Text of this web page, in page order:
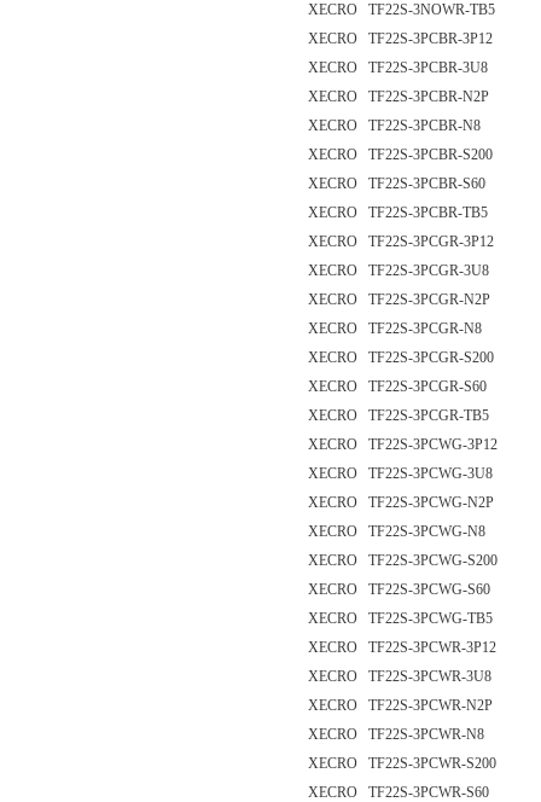
XECRO TF22S-3NOWR-TB5
XECRO TF22S-3PCBR-3P12
XECRO TF22S-3PCBR-3U8
XECRO TF22S-3PCBR-N2P
XECRO TF22S-3PCBR-N8
XECRO TF22S-3PCBR-S200
XECRO TF22S-3PCBR-S60
XECRO TF22S-3PCBR-TB5
XECRO TF22S-3PCGR-3P12
XECRO TF22S-3PCGR-3U8
XECRO TF22S-3PCGR-N2P
XECRO TF22S-3PCGR-N8
XECRO TF22S-3PCGR-S200
XECRO TF22S-3PCGR-S60
XECRO TF22S-3PCGR-TB5
XECRO TF22S-3PCWG-3P12
XECRO TF22S-3PCWG-3U8
XECRO TF22S-3PCWG-N2P
XECRO TF22S-3PCWG-N8
XECRO TF22S-3PCWG-S200
XECRO TF22S-3PCWG-S60
XECRO TF22S-3PCWG-TB5
XECRO TF22S-3PCWR-3P12
XECRO TF22S-3PCWR-3U8
XECRO TF22S-3PCWR-N2P
XECRO TF22S-3PCWR-N8
XECRO TF22S-3PCWR-S200
XECRO TF22S-3PCWR-S60